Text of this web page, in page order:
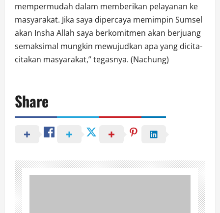
mempermudah dalam memberikan pelayanan ke
masyarakat. Jika saya dipercaya memimpin Sumsel
akan Insha Allah saya berkomitmen akan berjuang
semaksimal mungkin mewujudkan apa yang dicita-
citakan masyarakat,” tegasnya. (Nachung)
Share